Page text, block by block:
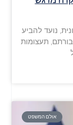
נועד להביע
תעצומות
אולם המשפט